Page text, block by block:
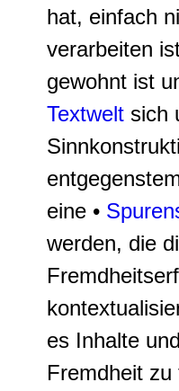
hat, einfach
verarbeiten
gewohnt ist
Textwelt sich
eine •
werden, die
es Inhalte
Fremdheit